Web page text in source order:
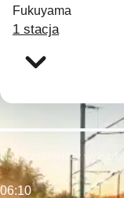
Fukuyama
1 stacja
Najwcześniejszy wyjazd:
06:10